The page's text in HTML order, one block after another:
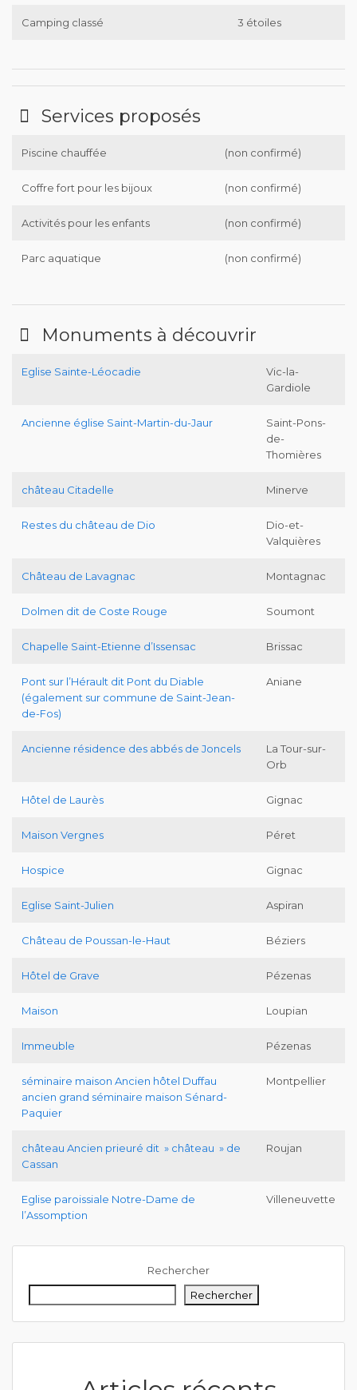
Camping classé 3 étoiles
Services proposés
Piscine chauffée (non confirmé)
Coffre fort pour les bijoux (non confirmé)
Activités pour les enfants (non confirmé)
Parc aquatique (non confirmé)
Monuments à découvrir
Eglise Sainte-Léocadie
Vic-la-
Gardiole
Ancienne église Saint-Martin-du-Jaur
Saint-Pons-
de-
Thomières
château Citadelle Minerve
Restes du château de Dio
Dio-et-
Valquières
Château de Lavagnac Montagnac
Dolmen dit de Coste Rouge Soumont
Chapelle Saint-Etienne d’Issensac Brissac
Pont sur l’Hérault dit Pont du Diable
(également sur commune de Saint-Jean-
de-Fos)
Aniane
Ancienne résidence des abbés de Joncels
La Tour-sur-
Orb
Hôtel de Laurès Gignac
Maison Vergnes Péret
Hospice Gignac
Eglise Saint-Julien Aspiran
Château de Poussan-le-Haut Béziers
Hôtel de Grave Pézenas
Maison Loupian
Immeuble Pézenas
séminaire maison Ancien hôtel Duffau
ancien grand séminaire maison Sénard-
Paquier
Montpellier
château Ancien prieuré dit » château » de
Cassan
Roujan
Eglise paroissiale Notre-Dame de
l’Assomption
Villeneuvette
Rechercher
Rechercher